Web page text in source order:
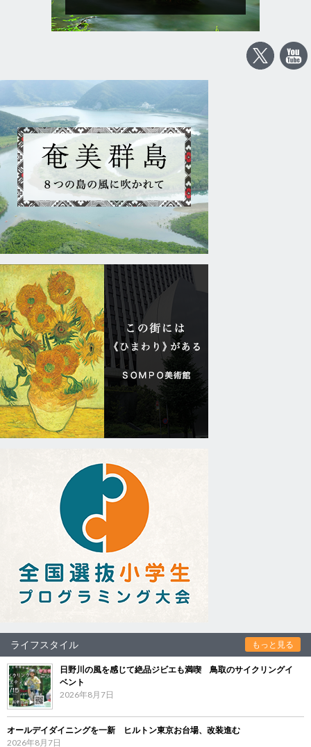
ライフスタイル もっと見る
日野川の風を感じて絶品ジビエも満喫 鳥取のサイクリングイ
ベント
2026年8月7日
オールデイダイニングを一新 ヒルトン東京お台場、改装進む
2026年8月7日